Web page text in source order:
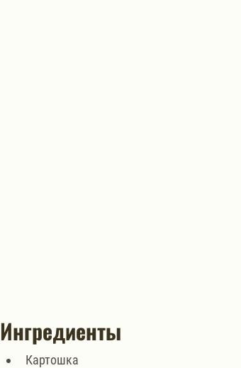
Ингредиенты
Картошка